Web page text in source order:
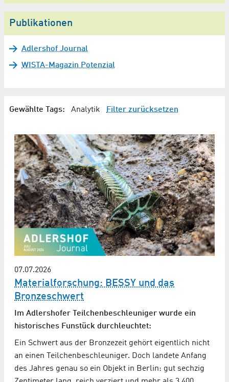
Publikationen
Adlershof Journal
WISTA-Magazin Potenzial
Gewählte Tags: Analytik Filter zurücksetzen
07.07.2026
Materialforschung: BESSY und das
Bronzeschwert
Im Adlershofer Teilchenbeschleuniger wurde ein
historisches Funstück durchleuchtet:
Ein Schwert aus der Bronzezeit gehört eigentlich nicht
an einen Teilchenbeschleuniger. Doch landete Anfang
des Jahres genau so ein Objekt in Berlin: gut sechzig